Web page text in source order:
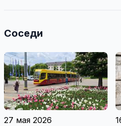
Соседи
27 мая 2026